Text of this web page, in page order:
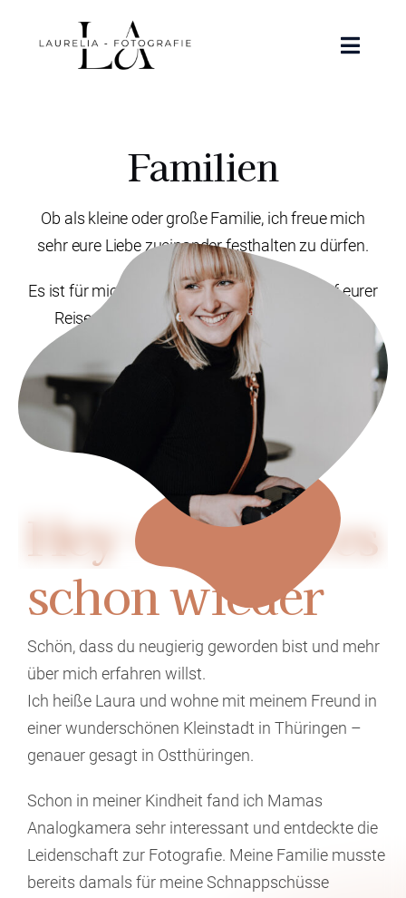
Toggle
Kontakt
Instagram
Facebook
Familien
Ob als kleine oder große Familie, ich freue mich
sehr eure Liebe zueinander festhalten zu dürfen.
Es ist für mich immer ein Abenteuer Euch auf eurer
Reise zu begleiten und Erinnerungen für die
Ewigkeit zu schaffen.
Hey – Ich bin es
schon wieder
Schön, dass du neugierig geworden bist und mehr
über mich erfahren willst.
Ich heiße Laura und wohne mit meinem Freund in
einer wunderschönen Kleinstadt in Thüringen –
genauer gesagt in Ostthüringen.
Schon in meiner Kindheit fand ich Mamas
Analogkamera sehr interessant und entdeckte die
Leidenschaft zur Fotografie. Meine Familie musste
bereits damals für meine Schnappschüsse